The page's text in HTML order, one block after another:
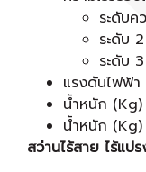
ระดับค
ระดับ
ระดับ
แรงดันไฟฟ้
น้ำหนัก (Kg)
น้ำหนัก (Kg)
สว่านไร้สาย ไร้แป